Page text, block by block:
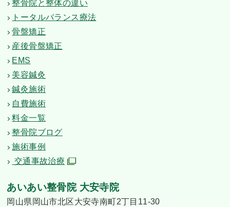
整骨院と整体の違い
トータルバランス療法
骨盤矯正
産後骨盤矯正
EMS
美容鍼灸
鍼灸施術
自費施術
料金一覧
整骨院ブログ
施術事例
交通事故治療
あいあい整骨院 大安寺院
岡山県岡山市北区大安寺南町2丁目11-30